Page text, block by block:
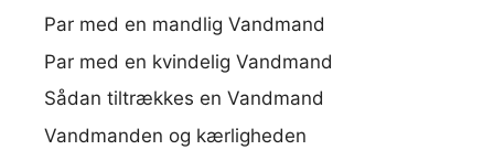
Par med en mandlig Vandmand
Par med en kvindelig Vandmand
Sådan tiltrækkes en Vandmand
Vandmanden og kærligheden